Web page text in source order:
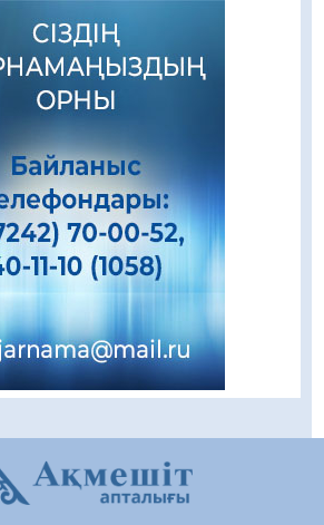
туған жерді түлеткен
қолтаңбасы бар
тең мамандық
ой-сананың
жұмыстары